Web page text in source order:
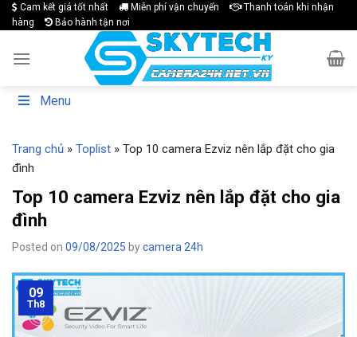
Skip
to
Cam kết giá tốt nhất Miễn phí vận chuyển
Thanh toán khi nhận
hàng
Bảo hành tận nơi
Menu
Trang chủ » Toplist » Top 10 camera Ezviz nên lắp đặt cho gia
đình
Top 10 camera Ezviz nên lắp đặt cho gia
đình
Posted on 09/08/2025 bycamera 24h
09
Th8